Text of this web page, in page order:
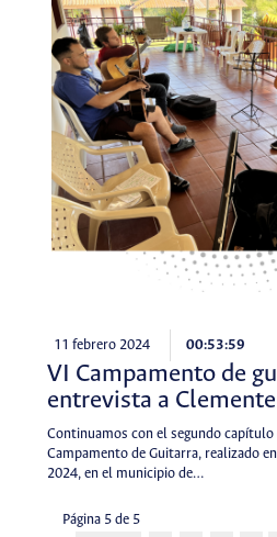
11 febrero 2024 00:53:59
VI Campamento de
entrevista a
Continuamos con el segundo capítulo
Campamento de Guitarra, realizado
2024, en el municipio de…
Página 5 de 5